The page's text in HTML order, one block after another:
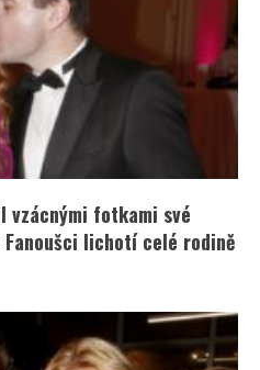
vzácnými fotkami své
lichotí celé rodině